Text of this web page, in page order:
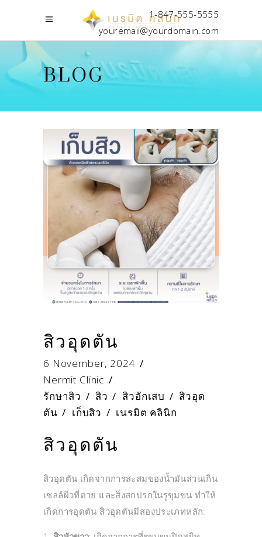
1-847-555-5555
youremail@yourdomain.com
BLOG
สิวอุดตัน
6 November, 2024
Nermit Clinic
รักษาสิว /สิว /สิวอักเสบ /สิวอุด
ตัน / เก็บสิว / เนรมิต คลินิก
สิวอุดตัน
สิวอุดตัน เกิดจากการสะสมของน้ำมันส่วนเกิน
เซลล์ผิวที่ตาย และสิ่งสกปรกในรูขุมขน ทำให้
เกิดการอุดตัน สิวอุดตันมีสองประเภทหลัก: